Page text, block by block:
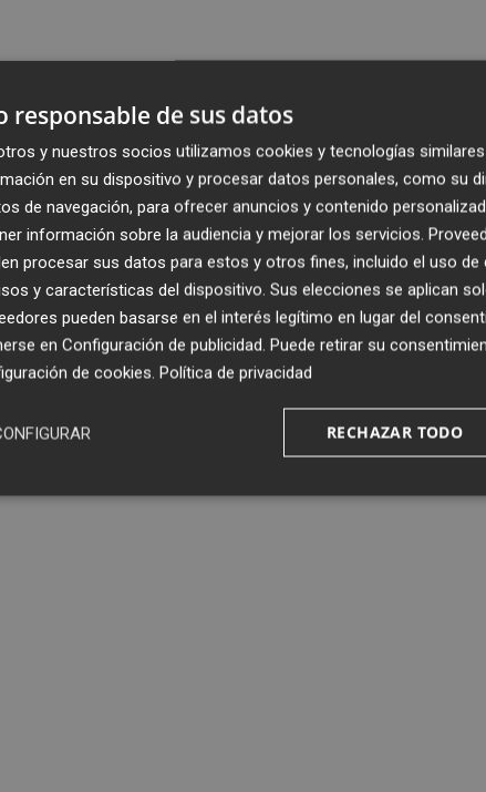
responsable de sus datos
y nuestros socios utilizamos cookies y tecnologías
en su dispositivo y procesar datos personales, como su
de navegación, para ofrecer anuncios y contenido
información sobre la audiencia y mejorar los servicios.
procesar sus datos para estos y otros fines, incluido el uso
y características del dispositivo. Sus elecciones se aplican
pueden basarse en el interés legítimo en lugar del
en Configuración de publicidad. Puede retirar su
de cookies. Política de privacidad
RECHAZAR TODO